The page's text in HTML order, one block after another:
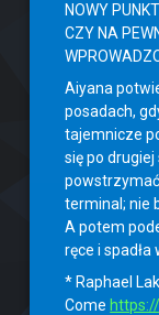
NOWY
CZY NA
Aiyana
posadach,
tajemnicze
się po
terminal; nie
A potem
ręce i spadła
* Raphael
Come